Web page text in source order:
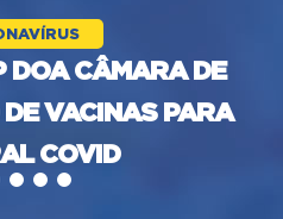
DOA CÂMARA DE
VACINAS PARA
COVID